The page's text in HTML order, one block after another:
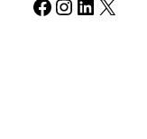
Facebook Instagram LinkedIn X